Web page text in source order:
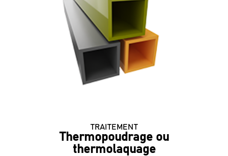
TRAITEMENT
Thermopoudrage ou
thermolaquage